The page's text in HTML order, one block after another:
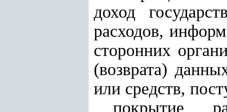
доход
расходов,
сторонних
(возврата)
или средств,
покрытие